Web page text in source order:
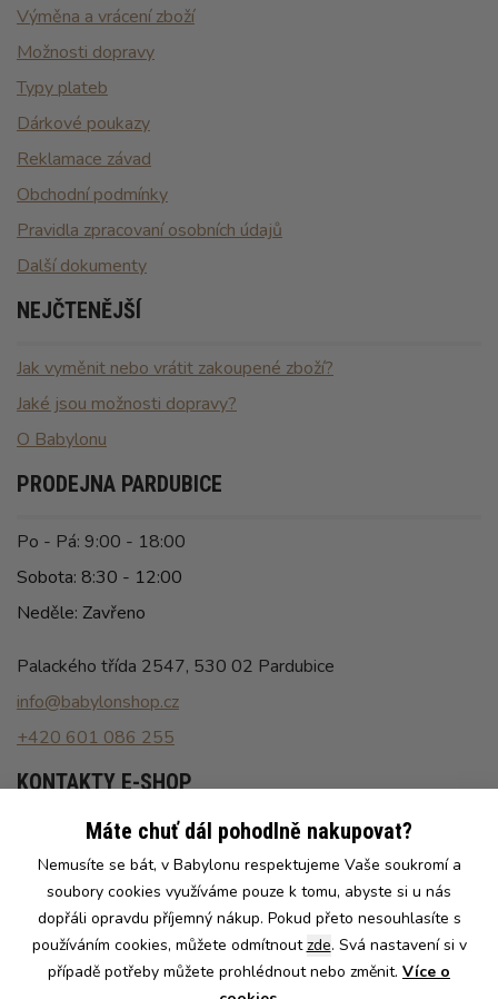
Výměna a vrácení zboží
Možnosti dopravy
Typy plateb
Dárkové poukazy
Reklamace závad
Obchodní podmínky
Pravidla zpracovaní osobních údajů
Další dokumenty
NEJČTENĚJŠÍ
Jak vyměnit nebo vrátit zakoupené zboží?
Jaké jsou možnosti dopravy?
O Babylonu
PRODEJNA PARDUBICE
Po - Pá: 9:00 - 18:00
Sobota: 8:30 - 12:00
Neděle: Zavřeno
Palackého třída 2547, 530 02 Pardubice
info@babylonshop.cz
+420 601 086 255
KONTAKTY E-SHOP
Po - Pá: 8:00 - 16:30
info@babylonshop.cz
+420 602 786 086
Máte chuť dál pohodlně nakupovat?
Nemusíte se bát, v Babylonu respektujeme Vaše soukromí a
soubory cookies využíváme pouze k tomu, abyste si u nás
dopřáli opravdu příjemný nákup. Pokud přeto nesouhlasíte s
používáním cookies, můžete odmítnoutzde. Svá nastavení si v
případě potřeby můžete prohlédnout nebo změnit. Více o